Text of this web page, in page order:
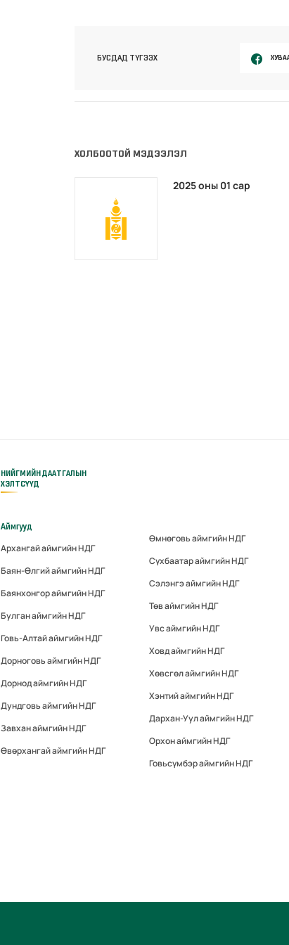
БУСДАД ТҮГЭЭХ
ХОЛБООТОЙ МЭДЭЭЛЭЛ
2025 оны 01 сар
НИЙГМИЙН ДААТГАЛЫН
ХЭЛТСҮҮД
Аймгууд
Архангай аймгийн НДГ
Баян-Өлгий аймгийн НДГ
Баянхонгор аймгийн НДГ
Булган аймгийн НДГ
Говь-Алтай аймгийн НДГ
Дорноговь аймгийн НДГ
Дорнод аймгийн НДГ
Дундговь аймгийн НДГ
Завхан аймгийн НДГ
Өвөрхангай аймгийн НДГ
Өмнөговь аймгийн НДГ
Сүхбаатар аймгийн НДГ
Сэлэнгэ аймгийн НДГ
Төв аймгийн НДГ
Увс аймгийн НДГ
Ховд аймгийн НДГ
Хөвсгөл аймгийн НДГ
Хэнтий аймгийн НДГ
Дархан-Уул аймгийн НДГ
Орхон аймгийн НДГ
Говьсүмбэр аймгийн НДГ